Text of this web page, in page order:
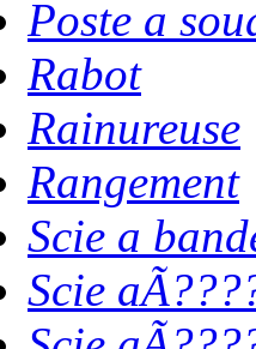
Poste a
Rabot
Rainureuse
Rangement
Scie a
Scie